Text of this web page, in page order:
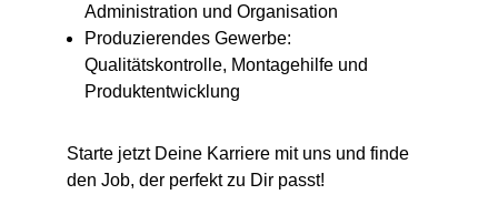
Administration und Organisation
Produzierendes Gewerbe:
Qualitätskontrolle, Montagehilfe und
Produktentwicklung
Starte jetzt Deine Karriere mit uns und finde
den Job, der perfekt zu Dir passt!